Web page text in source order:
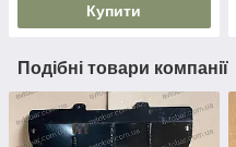
Купити
Подібні товари компанії